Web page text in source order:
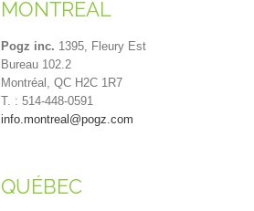
MONTRÉAL
Pogz inc. 1395, Fleury Est
Bureau 102.2
Montréal, QC H2C 1R7
T. : 514-448-0591
info.montreal@pogz.com
QUÉBEC